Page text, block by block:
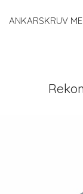
ANKARSKRUV